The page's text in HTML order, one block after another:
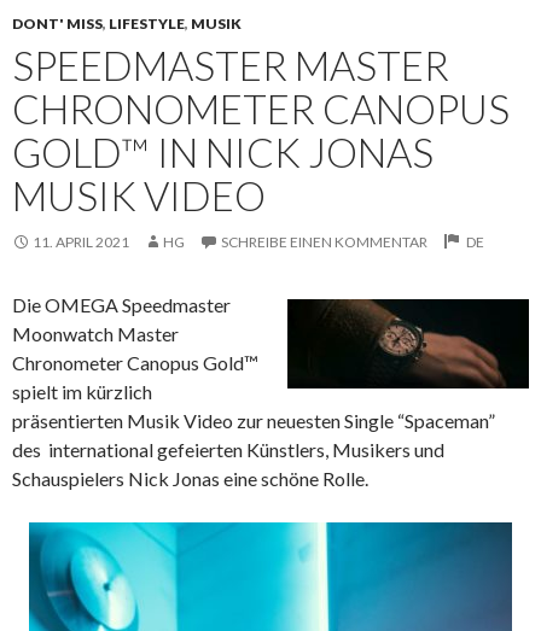
DONT' MISS, LIFESTYLE, MUSIK
SPEEDMASTER MASTER
CHRONOMETER CANOPUS
GOLD™ IN NICK JONAS
MUSIK VIDEO
11. APRIL 2021 HG SCHREIBE EINEN KOMMENTAR DE
Die OMEGA Speedmaster
Moonwatch Master
Chronometer Canopus Gold™
spielt im kürzlich
präsentierten Musik Video zur neuesten Single “Spaceman”
des international gefeierten Künstlers, Musikers und
Schauspielers Nick Jonas eine schöne Rolle.